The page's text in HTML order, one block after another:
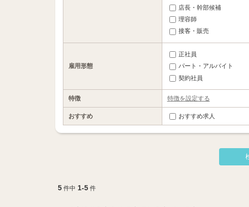
店長・幹部候補
理容師
接客・販売
雇用形態
正社員
パート・アルバイト
契約社員
特徴 特徴を設定する
おすすめ おすすめ求人
5件中 1-5件